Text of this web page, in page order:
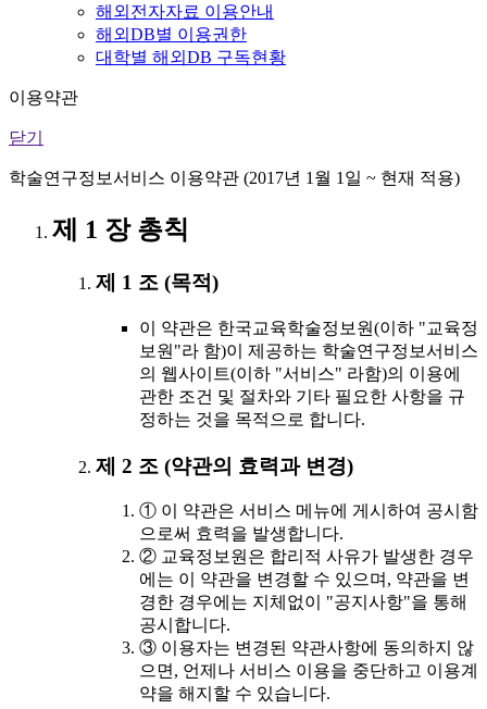
해외전자자료 이용안내
해외DB별 이용권한
대학별 해외DB 구독현황
이용약관
닫기
학술연구정보서비스 이용약관 (2017년 1월 1일 ~ 현재 적용)
제 1 장 총칙
제 1 조 (목적)
이 약관은 한국교육학술정보원(이하 "교육정
보원"라 함)이 제공하는 학술연구정보서비스
의 웹사이트(이하 "서비스" 라함)의 이용에
관한 조건 및 절차와 기타 필요한 사항을 규
정하는 것을 목적으로 합니다.
제 2 조 (약관의 효력과 변경)
① 이 약관은 서비스 메뉴에 게시하여 공시함
으로써 효력을 발생합니다.
② 교육정보원은 합리적 사유가 발생한 경우
에는 이 약관을 변경할 수 있으며, 약관을 변
경한 경우에는 지체없이 "공지사항"을 통해
공시합니다.
③ 이용자는 변경된 약관사항에 동의하지 않
으면, 언제나 서비스 이용을 중단하고 이용계
약을 해지할 수 있습니다.